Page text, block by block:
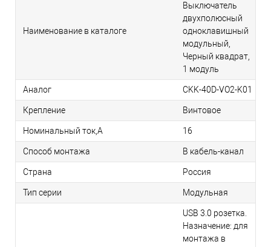
Наименование в каталоге
Выключатель
двухполюсный
одноклавишный
модульный,
Черный квадрат,
1 модуль
Аналог CKK-40D-VO2-K01
Крепление Винтовое
Номинальный ток,А 16
Способ монтажа В кабель-канал
Страна Россия
Тип серии Модульная
USB 3.0 розетка.
Назначение: для
монтажа в